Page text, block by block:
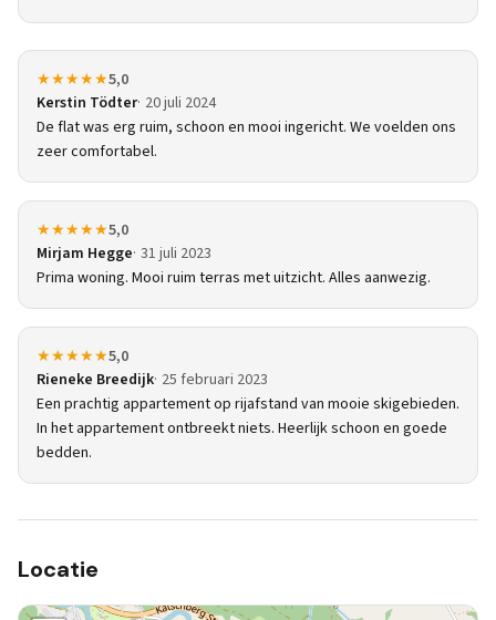
★★★★★5,0
Kerstin Tödter 20 juli 2024
De flat was erg ruim, schoon en mooi ingericht. We voelden ons
zeer comfortabel.
★★★★★5,0
Mirjam Hegge 31 juli 2023
Prima woning. Mooi ruim terras met uitzicht. Alles aanwezig.
★★★★★5,0
Rieneke Breedijk 25 februari 2023
Een prachtig appartement op rijafstand van mooie skigebieden.
In het appartement ontbreekt niets. Heerlijk schoon en goede
bedden.
Locatie